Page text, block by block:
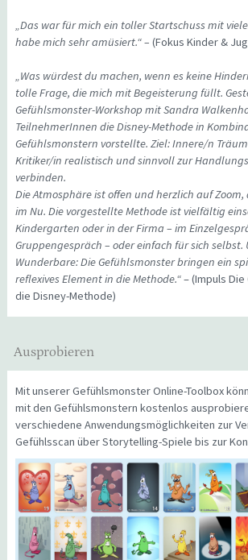
„Das war für mich ein toller Startschuss mit
habe mich sehr amüsiert.“ – (Fokus Kinder &
„Was würdest du machen, wenn es keine
tolle Frage, die mich mit Begeisterung füllt.
Gefühlsmonster-Workshop mit Sandra
TeilnehmerInnen die Disney-Methode in
Gefühlsmonstern vorstellte. Ziel: Innere/n
Kritiker/in realistisch und sinnvoll zur
verbinden.
Die Atmosphäre ist offen und herzlich auf
im Nu. Die vorgestellte Methode ist vielfältig
Kindergarten oder in der Firma – im
Gruppengespräch – oder einfach für sich selbst.
Wunderbare: Die Gefühlsmonster bringen ein
reflexives Element in die Methode.“– (Impuls
die Disney-Methode)
Ausprobieren
Mit unserer Gefühlsmonster Online-Toolbox
mit den Gefühlsmonstern kostenlos
verschiedene Anwendungsmöglichkeiten zur
Gefühlsscan über Storytelling-Spiele bis zur